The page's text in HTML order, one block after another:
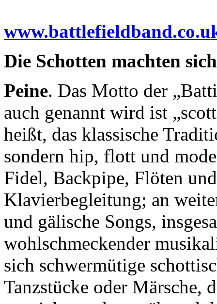
Die Schotten machten
Peine. Das Motto der
auch genannt wird ist
heißt, das klassische
sondern hip, flott und
Fidel, Backpipe, Flöten
Klavierbegleitung; an
und gälische Songs,
wohlschmeckender
sich schwermütige
Tanzstücke oder Märsche,